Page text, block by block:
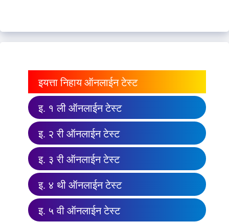
इयत्ता निहाय ऑनलाईन टेस्ट
इ. १ ली ऑनलाईन टेस्ट
इ. २ री ऑनलाईन टेस्ट
इ. ३ री ऑनलाईन टेस्ट
इ. ४ थी ऑनलाईन टेस्ट
इ. ५ वी ऑनलाईन टेस्ट